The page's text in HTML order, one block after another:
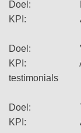
Doel:
KPI: Aantal
Doel:
KPI: Aantal
testimonials
Doel:
KPI: Aantal